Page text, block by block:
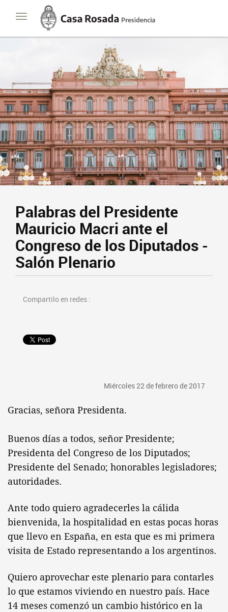
Toggle
navigation
Casa
Rosada
Presidencia
de
Palabras del Presidente
Mauricio Macri ante el
Congreso de los Diputados -
Salón Plenario
Compartilo en redes :
Miércoles 22 de febrero de 2017
Gracias, señora Presidenta.
Buenos días a todos, señor Presidente;
Presidenta del Congreso de los Diputados;
Presidente del Senado; honorables legisladores;
autoridades.
Ante todo quiero agradecerles la cálida
bienvenida, la hospitalidad en estas pocas horas
que llevo en España, en esta que es mi primera
visita de Estado representando a los argentinos.
Quiero aprovechar este plenario para contarles
lo que estamos viviendo en nuestro país. Hace
14 meses comenzó un cambio histórico en la